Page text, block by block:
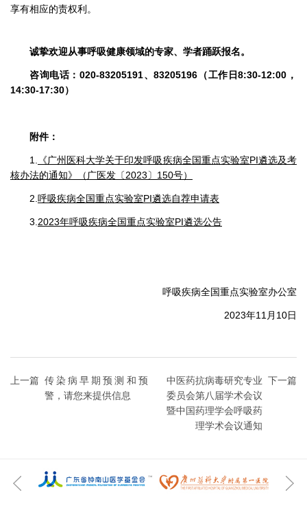
享有相应的责权利。
诚挚欢迎从事呼吸健康领域的专家、学者踊跃报名。
咨询电话：020-83205191、83205196（工作日8:30-12:00，
14:30-17:30）
附件：
1.
《广州医科大学关于印发呼吸疾病全国重点实验室PI遴选及考
核办法的通知》（广医发〔2023〕150号）
2. 呼吸疾病全国重点实验室PI遴选自荐申请表
3. 2023年呼吸疾病全国重点实验室PI遴选公告
呼吸疾病全国重点实验室办公室
2023年11月10日
上一篇 传染病早期预测和预
警，请您来提供信息
下一篇
中医药抗病毒研究专业
委员会第八届学术会议
暨中国药理学会呼吸药
理学术会议通知